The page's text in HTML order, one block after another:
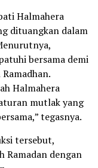
Halmahera
dituangkan dalam
bersama demi
Halmahera
mutlak yang
tegasnya.
tersebut,
Ramadan dengan